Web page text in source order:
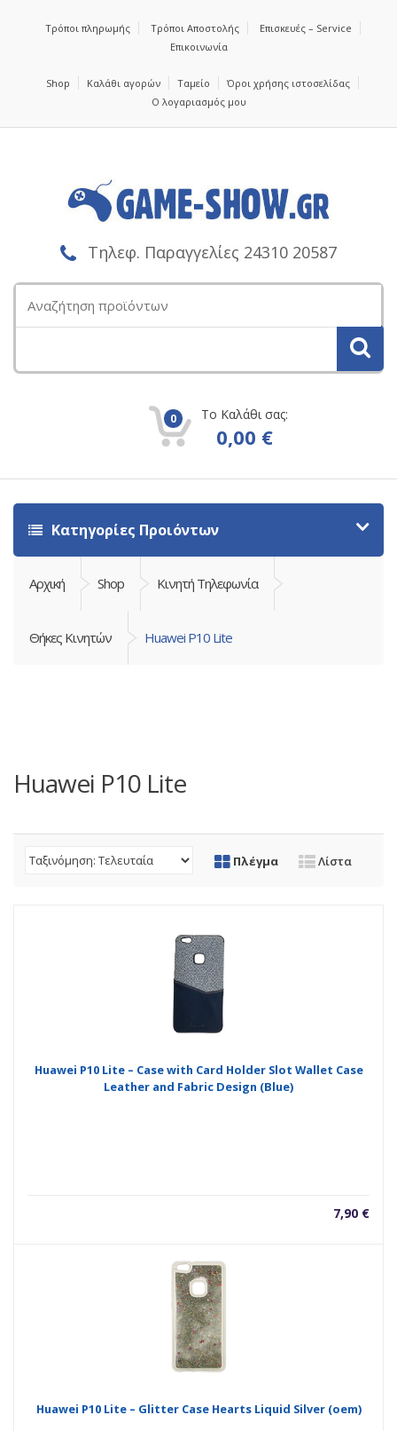
Τρόποι πληρωμής Τρόποι Αποστολής
Επισκευές – Service
Επικοινωνία
Shop Καλάθι αγορών Ταμείο
Όροι χρήσης ιστοσελίδας
Ο λογαριασμός μου
Τηλεφ. Παραγγελίες 24310 20587
για:
0 Το Καλάθι σας:
0,00 €
Κατηγορίες Προιόντων
Αρχική Shop Κινητή Τηλεφωνία
Θήκες Κινητών Huawei P10 Lite
Huawei P10 Lite
Πλέγμα Λίστα
Huawei P10 Lite – Case with Card Holder Slot Wallet Case
Leather and Fabric Design (Blue)
7,90 €
Huawei P10 Lite – Glitter Case Hearts Liquid Silver (oem)